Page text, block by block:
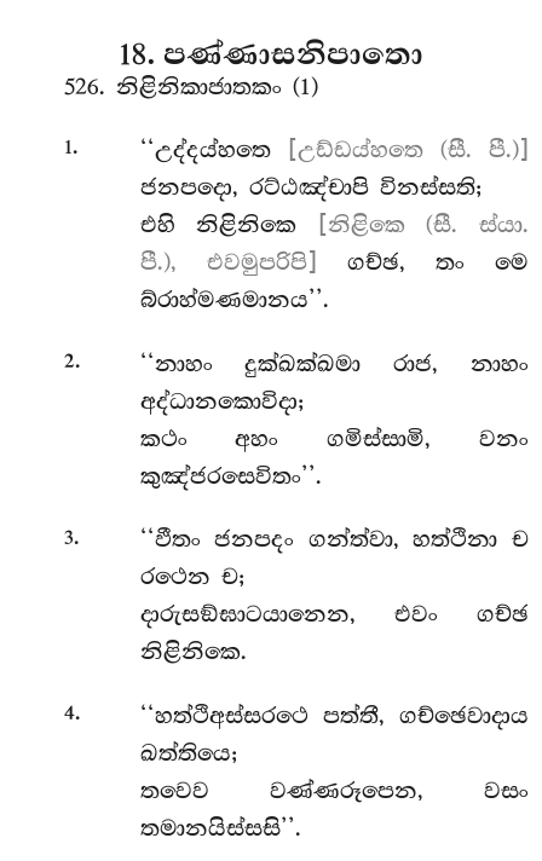
18. පණ්ණාසනිපාතො
526. නිළිනිකාජාතකං (1)
1. ‘‘උද්දය්හතෙ
[උඩ්ඩය්හතෙ (සී. පී.)]
ජනපදො, රට්ඨඤ්චාපි විනස්සති;
එහි නිළිනිකෙ
[නිළිකෙ (සී. ස්යා.
පී.), එවමුපරිපි]
ගච්ඡ, තං මෙ
බ්රාහ්මණමානය’’.
2.
‘‘නාහං දුක්ඛක්ඛමා රාජ, නාහං
අද්ධානකොවිදා;
කථං අහං ගමිස්සාමි, වනං
කුඤ්ජරසෙවිතං’’.
3.
‘‘ඵීතං ජනපදං ගන්ත්වා, හත්ථිනා ච
රථෙන ච;
දාරුසඞ්ඝාටයානෙන, එවං ගච්ඡ
නිළිනිකෙ.
4.
‘‘හත්ථිඅස්සරථෙ පත්තී, ගච්ඡෙවාදාය
ඛත්තියෙ;
තවෙව වණ්ණරූපෙන, වසං
තමානයිස්සසි’’.